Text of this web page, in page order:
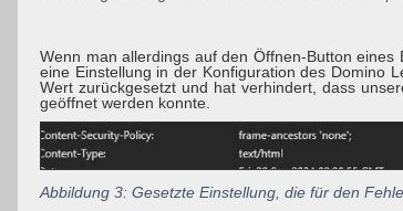
Wenn man allerdings auf den Öffnen-Button
eine Einstellung in der Konfiguration des Domino
Wert zurückgesetzt und hat verhindert, dass
geöffnet werden konnte.
Abbildung 3: Gesetzte Einstellung, die für den